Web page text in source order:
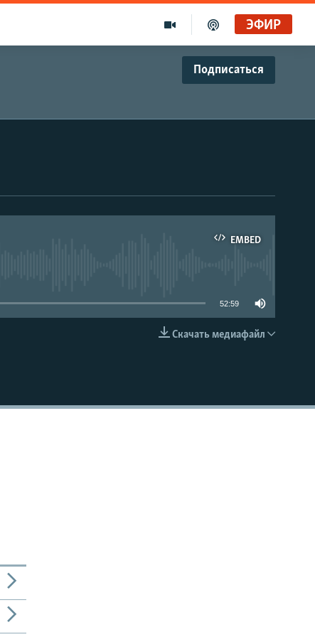
ЭФИР
Подписаться
EMBED
EMBED
52:59
Скачать медиафайл